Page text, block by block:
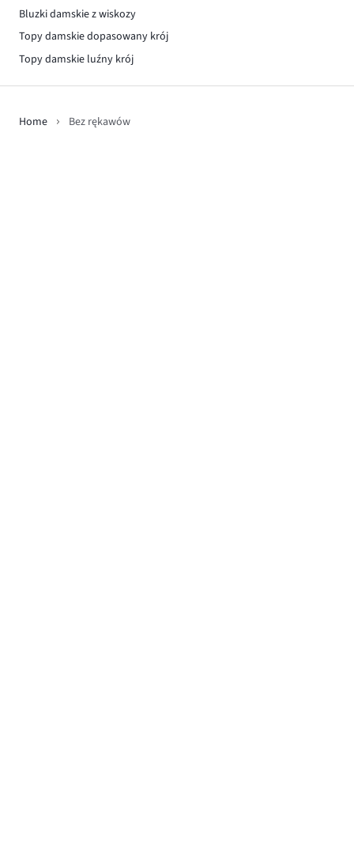
Bluzki damskie z wiskozy
Topy damskie dopasowany krój
Topy damskie luźny krój
Home Bez rękawów